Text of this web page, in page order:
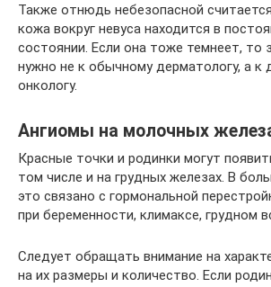
Также отнюдь небезопасной
кожа вокруг невуса находится в
состоянии. Если она тоже темнеет, то
нужно не к обычному дерматологу, а к
онкологу.
Ангиомы на молочных
Красные точки и родинки могут
том числе и на грудных железах. В
это связано с гормональной
при беременности, климаксе, грудном
Следует обращать внимание на
на их размеры и количество. Если